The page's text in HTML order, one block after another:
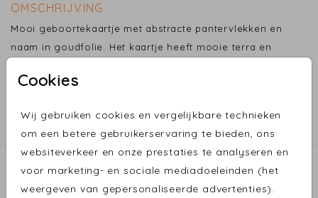
Cookies
Wij gebruiken cookies en vergelijkbare technieken
om een betere gebruikerservaring te bieden, ons
websiteverkeer en onze prestaties te analyseren en
voor marketing- en sociale mediadoeleinden (het
weergeven van gepersonaliseerde advertenties).
OMSCHRIJVING
Mooi geboortekaartje met abstracte pantervlekken en
naam in goudfolie. Het kaartje heeft mooie terra en
Geboortekaartjes
ONTDEK MEER MOOIE ONTWERPEN